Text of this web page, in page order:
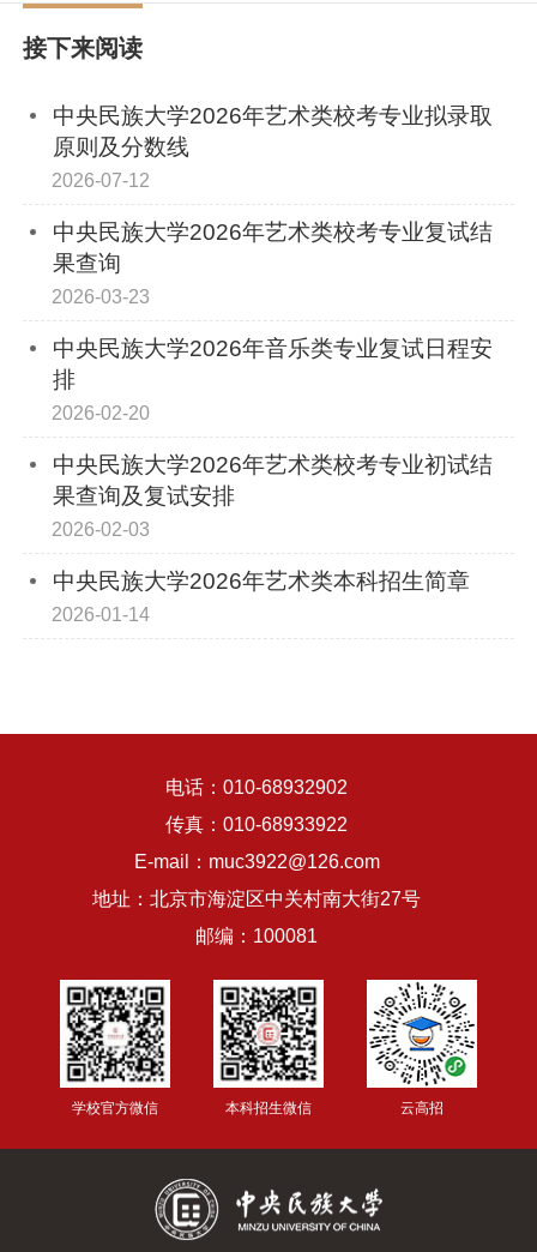
接下来阅读
中央民族大学2026年艺术类校考专业拟录取
原则及分数线
2026-07-12
中央民族大学2026年艺术类校考专业复试结
果查询
2026-03-23
中央民族大学2026年音乐类专业复试日程安
排
2026-02-20
中央民族大学2026年艺术类校考专业初试结
果查询及复试安排
2026-02-03
中央民族大学2026年艺术类本科招生简章
2026-01-14
电话：010-68932902
传真：010-68933922
E-mail：muc3922@126.com
地址：北京市海淀区中关村南大街27号
邮编：100081
学校官方微信 本科招生微信 云高招